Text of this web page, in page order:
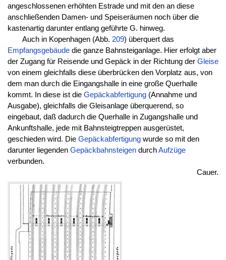
angeschlossenen erhöhten Estrade und mit den an diese
anschließenden Damen- und Speiseräumen noch über die
kastenartig darunter entlang geführte G. hinweg.
Auch in Kopenhagen (Abb. 209) überquert das
Empfangsgebäudedie ganze Bahnsteiganlage. Hier erfolgt aber
der Zugang für Reisende und Gepäck in der Richtung der Gleise
von einem gleichfalls diese überbrücken den Vorplatz aus, von
dem man durch die Eingangshalle in eine große Querhalle
kommt. In diese ist die Gepäckabfertigung(Annahme und
Ausgabe), gleichfalls die Gleisanlage überquerend, so
eingebaut, daß dadurch die Querhalle in Zugangshalle und
Ankunftshalle, jede mit Bahnsteigtreppen ausgerüstet,
geschieden wird. Die Gepäckabfertigungwurde so mit den
darunter liegenden GepäckbahnsteigendurchAufzüge
verbunden.
Cauer.